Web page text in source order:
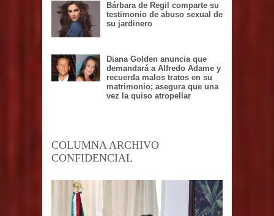
Bárbara de Regil comparte su
testimonio de abuso sexual de
su jardinero
Diana Golden anuncia que
demandará a Alfredo Adame y
recuerda malos tratos en su
matrimonio; asegura que una
vez la quiso atropellar
COLUMNA ARCHIVO
CONFIDENCIAL